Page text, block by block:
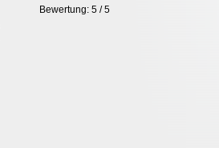
Bewertung: 5 / 5